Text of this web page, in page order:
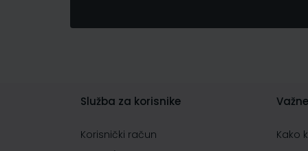
Služba za korisnike
Korisnički račun
Kako